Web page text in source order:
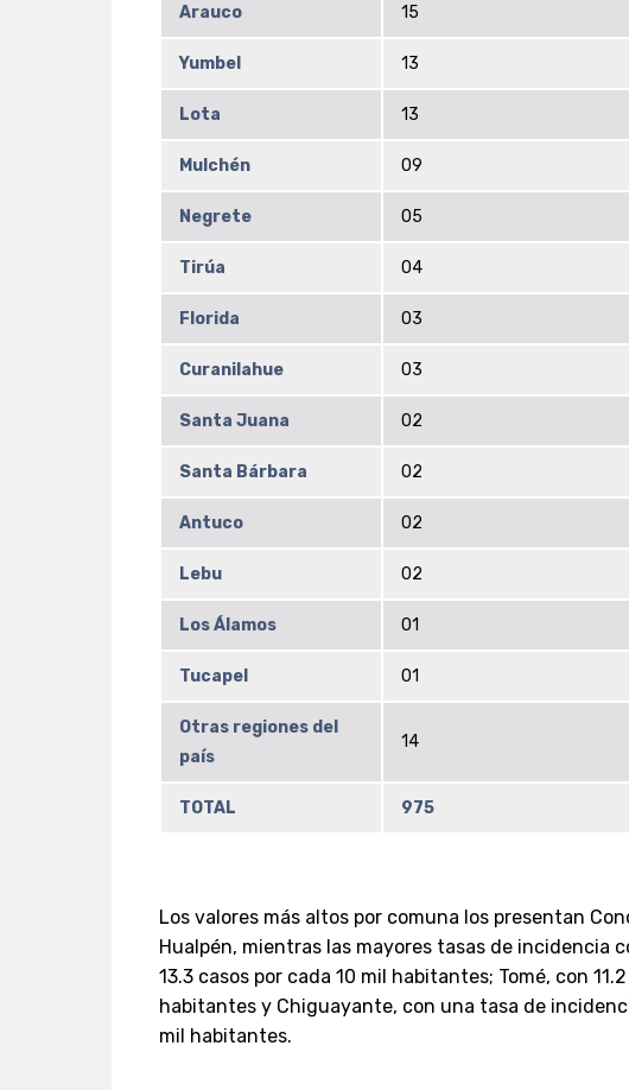
Arauco 15
Yumbel 13
Lota 13
Mulchén 09
Negrete 05
Tirúa 04
Florida 03
Curanilahue 03
Santa Juana 02
Santa Bárbara 02
Antuco 02
Lebu 02
Los Álamos 01
Tucapel 01
Otras regiones del
país
14
TOTAL 975
Los valores más altos por comuna los presentan
Hualpén, mientras las mayores tasas de incidencia
13.3 casos por cada 10 mil habitantes; Tomé, con
habitantes y Chiguayante, con una tasa de
mil habitantes.